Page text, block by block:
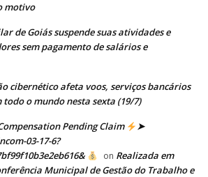
motivo
de Goiás suspende suas atividades e
sem pagamento de salários e
cibernético afeta voos, serviços bancários
todo o mundo nesta sexta (19/7)
Pending Claim
➤
03-17-6?
on Realizada em
Municipal de Gestão do Trabalho e